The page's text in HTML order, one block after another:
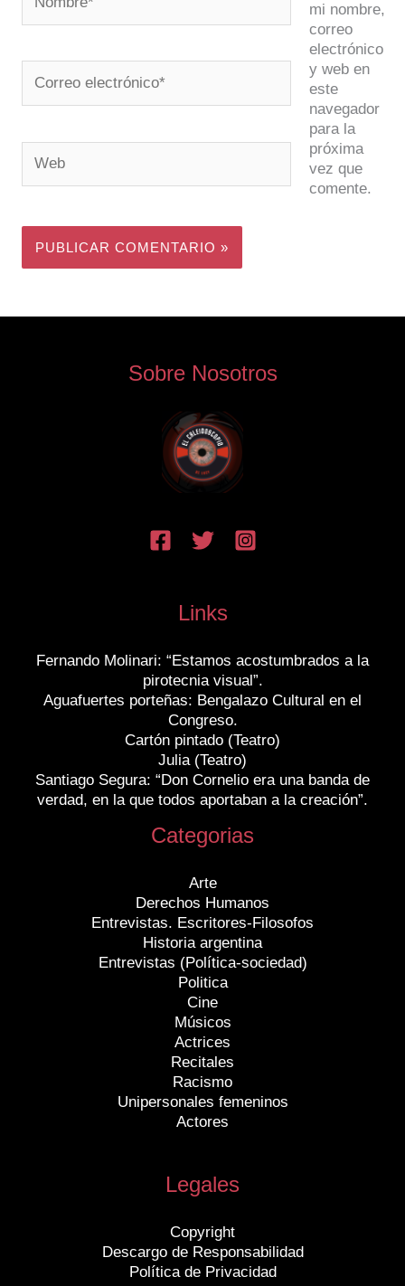
electrónico*
mi nombre,
correo
electrónico
y web en
este
navegador
para la
próxima
vez que
comente.
Sobre Nosotros
Links
Fernando Molinari: “Estamos acostumbrados a la
pirotecnia visual”.
Aguafuertes porteñas: Bengalazo Cultural en el
Congreso.
Cartón pintado (Teatro)
Julia (Teatro)
Santiago Segura: “Don Cornelio era una banda de
verdad, en la que todos aportaban a la creación”.
Categorias
Arte
Derechos Humanos
Entrevistas. Escritores-Filosofos
Historia argentina
Entrevistas (Política-sociedad)
Politica
Cine
Músicos
Actrices
Recitales
Racismo
Unipersonales femeninos
Actores
Legales
Copyright
Descargo de Responsabilidad
Política de Privacidad